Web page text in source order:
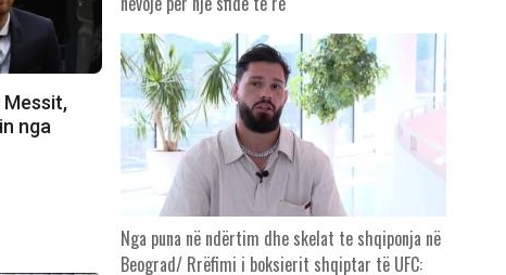
Messit,
nga
Nga puna në ndërtim dhe skelat te shqiponja në
Beograd/ Rrëfimi i boksierit shqiptar të UFC: